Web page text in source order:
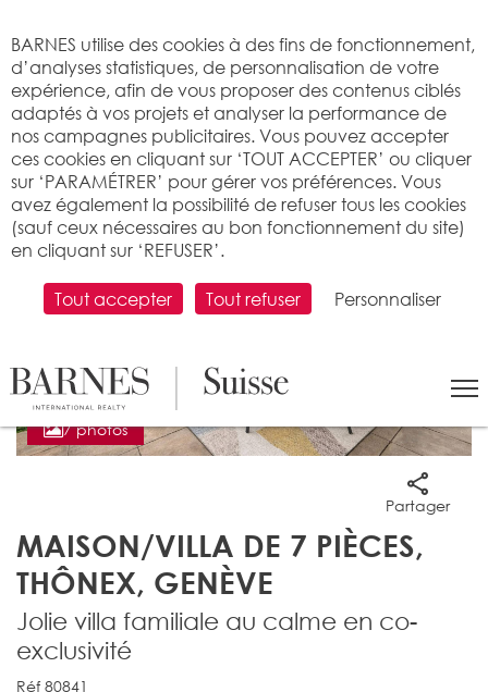
7 photos
MAISON/VILLA DE 7 PIÈCES,
THÔNEX, GENÈVE
Partager
Jolie villa familiale au calme en co-
exclusivité
Réf 80841
BARNES utilise des cookies à des fins de fonctionnement,
d’analyses statistiques, de personnalisation de votre
expérience, afin de vous proposer des contenus ciblés
adaptés à vos projets et analyser la performance de
nos campagnes publicitaires. Vous pouvez accepter
ces cookies en cliquant sur ‘TOUT ACCEPTER’ ou cliquer
sur ‘PARAMÉTRER’ pour gérer vos préférences. Vous
avez également la possibilité de refuser tous les cookies
(sauf ceux nécessaires au bon fonctionnement du site)
en cliquant sur ‘REFUSER’.
Tout accepter Tout refuser Personnaliser